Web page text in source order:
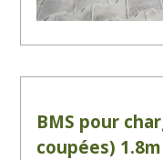
BMS pour
coupées) 1.8m